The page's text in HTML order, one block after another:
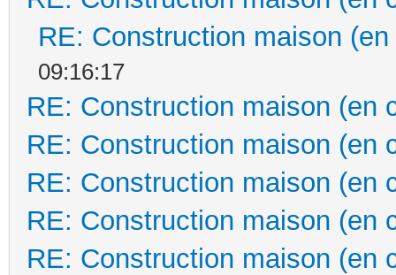
RE: Construction maison
09:16:17
RE: Construction maison (en
RE: Construction maison (en
RE: Construction maison (en
RE: Construction maison (en
RE: Construction maison (en